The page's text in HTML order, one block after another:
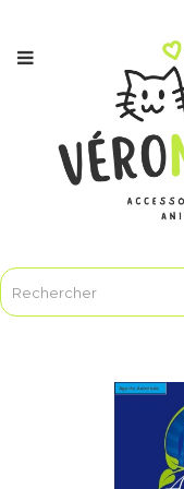
NOUVEAUTÉS
CHIENS
CHATS
MAÎTRES
ET
LE
ANIMASOINBIO